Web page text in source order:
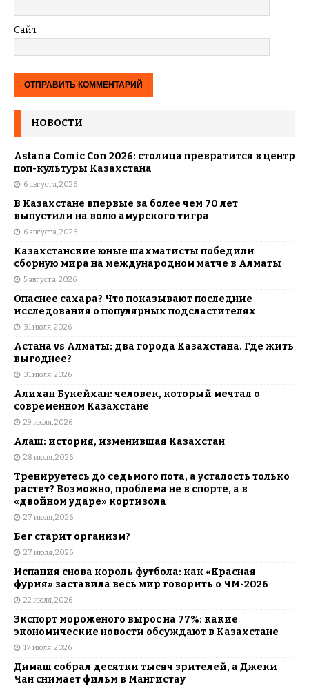
Сайт
НОВОСТИ
Astana Comic Con 2026: столица превратится в центр
поп-культуры Казахстана
6 августа, 2026
В Казахстане впервые за более чем 70 лет
выпустили на волю амурского тигра
6 августа, 2026
Казахстанские юные шахматисты победили
сборную мира на международном матче в Алматы
5 августа, 2026
Опаснее сахара? Что показывают последние
исследования о популярных подсластителях
31 июля, 2026
Астана vs Алматы: два города Казахстана. Где жить
выгоднее?
31 июля, 2026
Алихан Букейхан: человек, который мечтал о
современном Казахстане
29 июля, 2026
Алаш: история, изменившая Казахстан
28 июля, 2026
Тренируетесь до седьмого пота, а усталость только
растет? Возможно, проблема не в спорте, а в
«двойном ударе» кортизола
27 июля, 2026
Бег старит организм?
27 июля, 2026
Испания снова король футбола: как «Красная
фурия» заставила весь мир говорить о ЧМ-2026
22 июля, 2026
Экспорт мороженого вырос на 77%: какие
экономические новости обсуждают в Казахстане
17 июля, 2026
Димаш собрал десятки тысяч зрителей, а Джеки
Чан снимает фильм в Мангистау